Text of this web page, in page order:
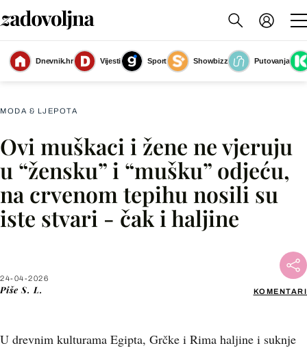
Dnevnik.hr Vijesti Sport Showbizz
Putovanja
Haljine mogu nositi i muškarci na crvenom tepihu(Foto: Profimedia)
MODA & LJEPOTA
Ovi muškaci i žene ne vjeruju
u “žensku” i “mušku” odjeću,
na crvenom tepihu nosili su
iste stvari - čak i haljine
24-04-2026
Piše S. L. KOMENTARI
U drevnim kulturama Egipta, Grčke i Rima haljine i suknje
Facebook
X